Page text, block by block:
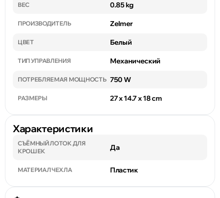
ВЕС 0.85 kg
ПРОИЗВОДИТЕЛЬ Zelmer
ЦВЕТ Белый
ТИП УПРАВЛЕНИЯ Механический
ПОТРЕБЛЯЕМАЯ МОЩНОСТЬ 750 W
РАЗМЕРЫ 27 x 14.7 x 18 cm
Характеристики
СЪЁМНЫЙ ЛОТОК ДЛЯ
КРОШЕК
Да
МАТЕРИАЛ ЧЕХЛА Пластик